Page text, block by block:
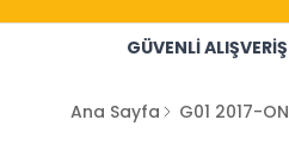
GÜVENLİ ALIŞVERİŞ
Ana Sayfa G01 2017-ON